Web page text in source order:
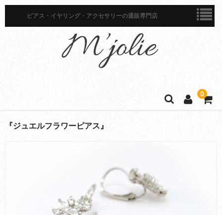
ピアス・イヤリング・アクセサリーの通販専門店
0
ホーム
『ジュエルフラワーピアス』